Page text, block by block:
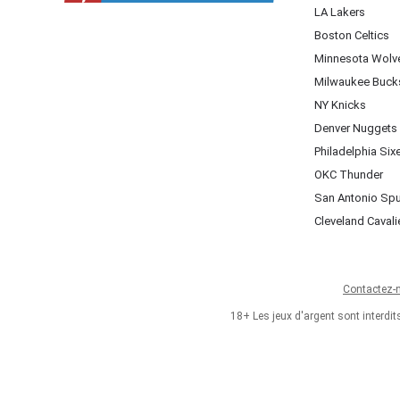
LA Lakers
Boston Celtics
Minnesota
Milwaukee
NY Knicks
Denver Nuggets
Philadelphia
OKC Thunder
San Antonio
Cleveland
Contactez-
18+ Les jeux d'argent sont